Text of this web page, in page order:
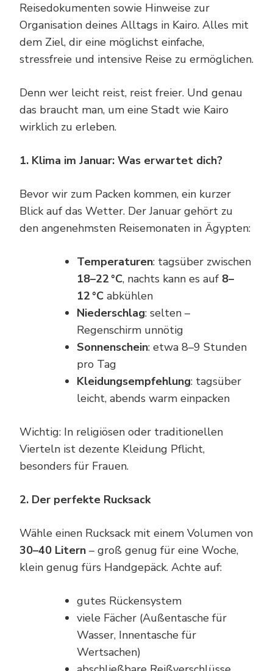
Reisedokumenten sowie Hinweise zur
Organisation deines Alltags in Kairo. Alles mit
dem Ziel, dir eine möglichst einfache,
stressfreie und intensive Reise zu ermöglichen.
Denn wer leicht reist, reist freier. Und genau
das braucht man, um eine Stadt wie Kairo
wirklich zu erleben.
1. Klima im Januar: Was erwartet dich?
Bevor wir zum Packen kommen, ein kurzer
Blick auf das Wetter. Der Januar gehört zu
den angenehmsten Reisemonaten in Ägypten:
Temperaturen: tagsüber zwischen
18–22°C, nachts kann es auf 8–
12°C abkühlen
Niederschlag: selten –
Regenschirm unnötig
Sonnenschein: etwa 8–9 Stunden
pro Tag
Kleidungsempfehlung: tagsüber
leicht, abends warm einpacken
Wichtig: In religiösen oder traditionellen
Vierteln ist dezente Kleidung Pflicht,
besonders für Frauen.
2. Der perfekte Rucksack
Wähle einen Rucksack mit einem Volumen von
30–40 Litern – groß genug für eine Woche,
klein genug fürs Handgepäck. Achte auf:
gutes Rückensystem
viele Fächer (Außentasche für
Wasser, Innentasche für
Wertsachen)